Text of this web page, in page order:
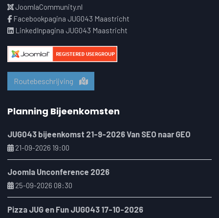
JoomlaCommunity.nl
Facebookpagina JUG043 Maastricht
LinkedInpagina JUG043 Maastricht
Routebeschrijving
Planning Bijeenkomsten
JUG043 bijeenkomst 21-9-2026 Van SEO naar GEO
21-09-2026 19:00
Joomla Unconference 2026
25-09-2026 08:30
Pizza JUG en Fun JUG043 17-10-2026